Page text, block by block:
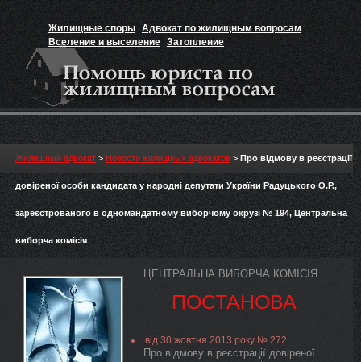
Жилищные споры Адвокат по жилищным вопросам
Вселение и выселение Затопление
Признание прав на жильё
Жилищный адвокат > Новости жилищных адвокатов > Про відмову в реєстрації
довіреної особи кандидата у народні депутати України Радуцького О.Р.,
зареєстрованого в одномандатному виборчому окрузі № 194, Центральна
виборча комісія
ЦЕНТРАЛЬНА ВИБОРЧА КОМІСІЯ
ПОСТАНОВА
від 30 жовтня 2013 року № 272
Про відмову в реєстрації довіреної